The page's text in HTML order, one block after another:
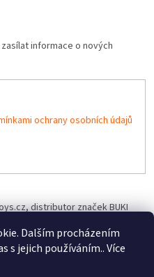
Dalším procházením
s jejich používáním.. Více
informace o nových
ochrany osobních údajů
distributor značek BUKI